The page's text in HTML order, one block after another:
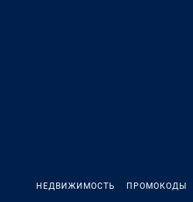
НЕДВИЖИМОСТЬ ПРОМОКОДЫ